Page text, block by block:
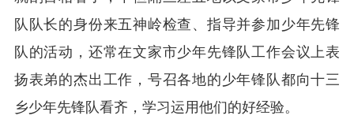
队队长的身份来五神岭检查、指导并参加少年先锋
队的活动，还常在文家市少年先锋队工作会议上表
扬表弟的杰出工作，号召各地的少年锋队都向十三
乡少年先锋队看齐，学习运用他们的好经验。